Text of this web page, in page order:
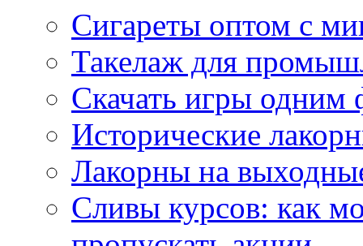
Сигареты оптом с
Такелаж для
Скачать игры одним
Исторические
Лакорны на
Сливы курсов: как